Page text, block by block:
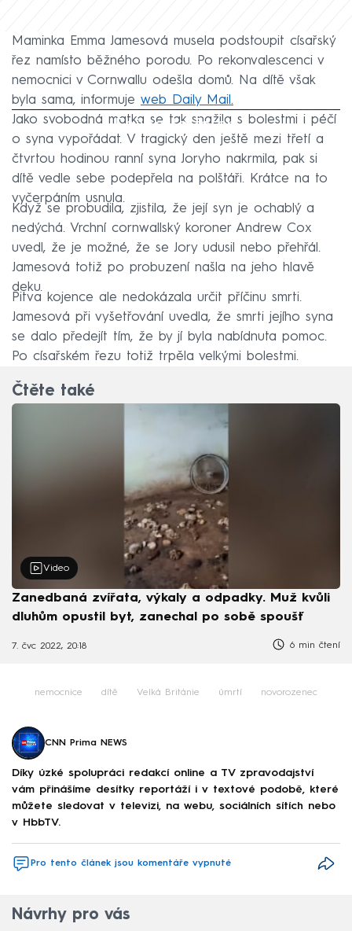
Maminka Emma Jamesová musela podstoupit císařský
řez namísto běžného porodu. Po rekonvalescenci v
nemocnici v Cornwallu odešla domů. Na dítě však
byla sama, informuje web Daily Mail.
Failed to fetch
Jako svobodná matka se tak snažila s bolestmi i péčí
o syna vypořádat. V tragický den ještě mezi třetí a
čtvrtou hodinou ranní syna Joryho nakrmila, pak si
dítě vedle sebe podepřela na polštáři. Krátce na to
vyčerpáním usnula.
Když se probudila, zjistila, že její syn je ochablý a
nedýchá. Vrchní cornwallský koroner Andrew Cox
uvedl, že je možné, že se Jory udusil nebo přehřál.
Jamesová totiž po probuzení našla na jeho hlavě
deku.
Pitva kojence ale nedokázala určit příčinu smrti.
Jamesová při vyšetřování uvedla, že smrti jejího syna
se dalo předejít tím, že by jí byla nabídnuta pomoc.
Po císařském řezu totiž trpěla velkými bolestmi.
Čtěte také
Video
Zanedbaná zvířata, výkaly a odpadky. Muž kvůli
dluhům opustil byt, zanechal po sobě spoušť
7. čvc 2022, 20:18 6 min čtení
nemocnice dítě Velká Británie úmrtí novorozenec
CNN Prima NEWS
Díky úzké spolupráci redakcí online a TV zpravodajství
vám přinášíme desítky reportáží i v textové podobě, které
můžete sledovat v televizi, na webu, sociálních sítích nebo
v HbbTV.
Pro tento článek jsou komentáře vypnuté
Návrhy pro vás